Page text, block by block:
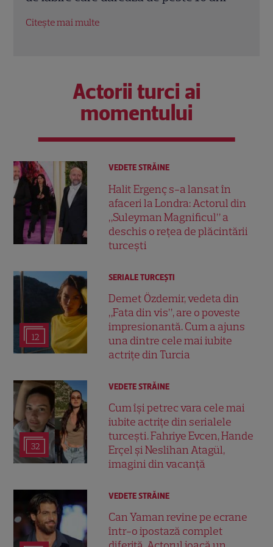
Actorii turci ai
momentului
VEDETE STRĂINE
Halit Ergenç s-a lansat în
afaceri la Londra: Actorul din
„Suleyman Magnificul” a
deschis o rețea de plăcintării
turcești
12
SERIALE TURCEŞTI
Demet Özdemir, vedeta din
„Fata din vis”, are o poveste
impresionantă. Cum a ajuns
una dintre cele mai iubite
actrițe din Turcia
32
VEDETE STRĂINE
Cum își petrec vara cele mai
iubite actrițe din serialele
turcești. Fahriye Evcen, Hande
Erçel și Neslihan Atagül,
imagini din vacanță
VEDETE STRĂINE
Can Yaman revine pe ecrane
într-o ipostază complet